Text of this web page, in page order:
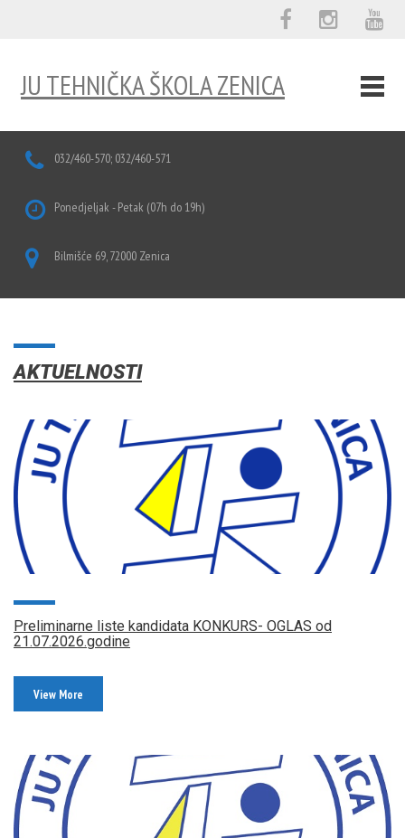
JU TEHNIČKA ŠKOLA ZENICA
032/460-570; 032/460-571
Ponedjeljak - Petak (07h do 19h)
Bilmišće 69, 72000 Zenica
AKTUELNOSTI
Preliminarne liste kandidata KONKURS- OGLAS od
21.07.2026.godine
View More